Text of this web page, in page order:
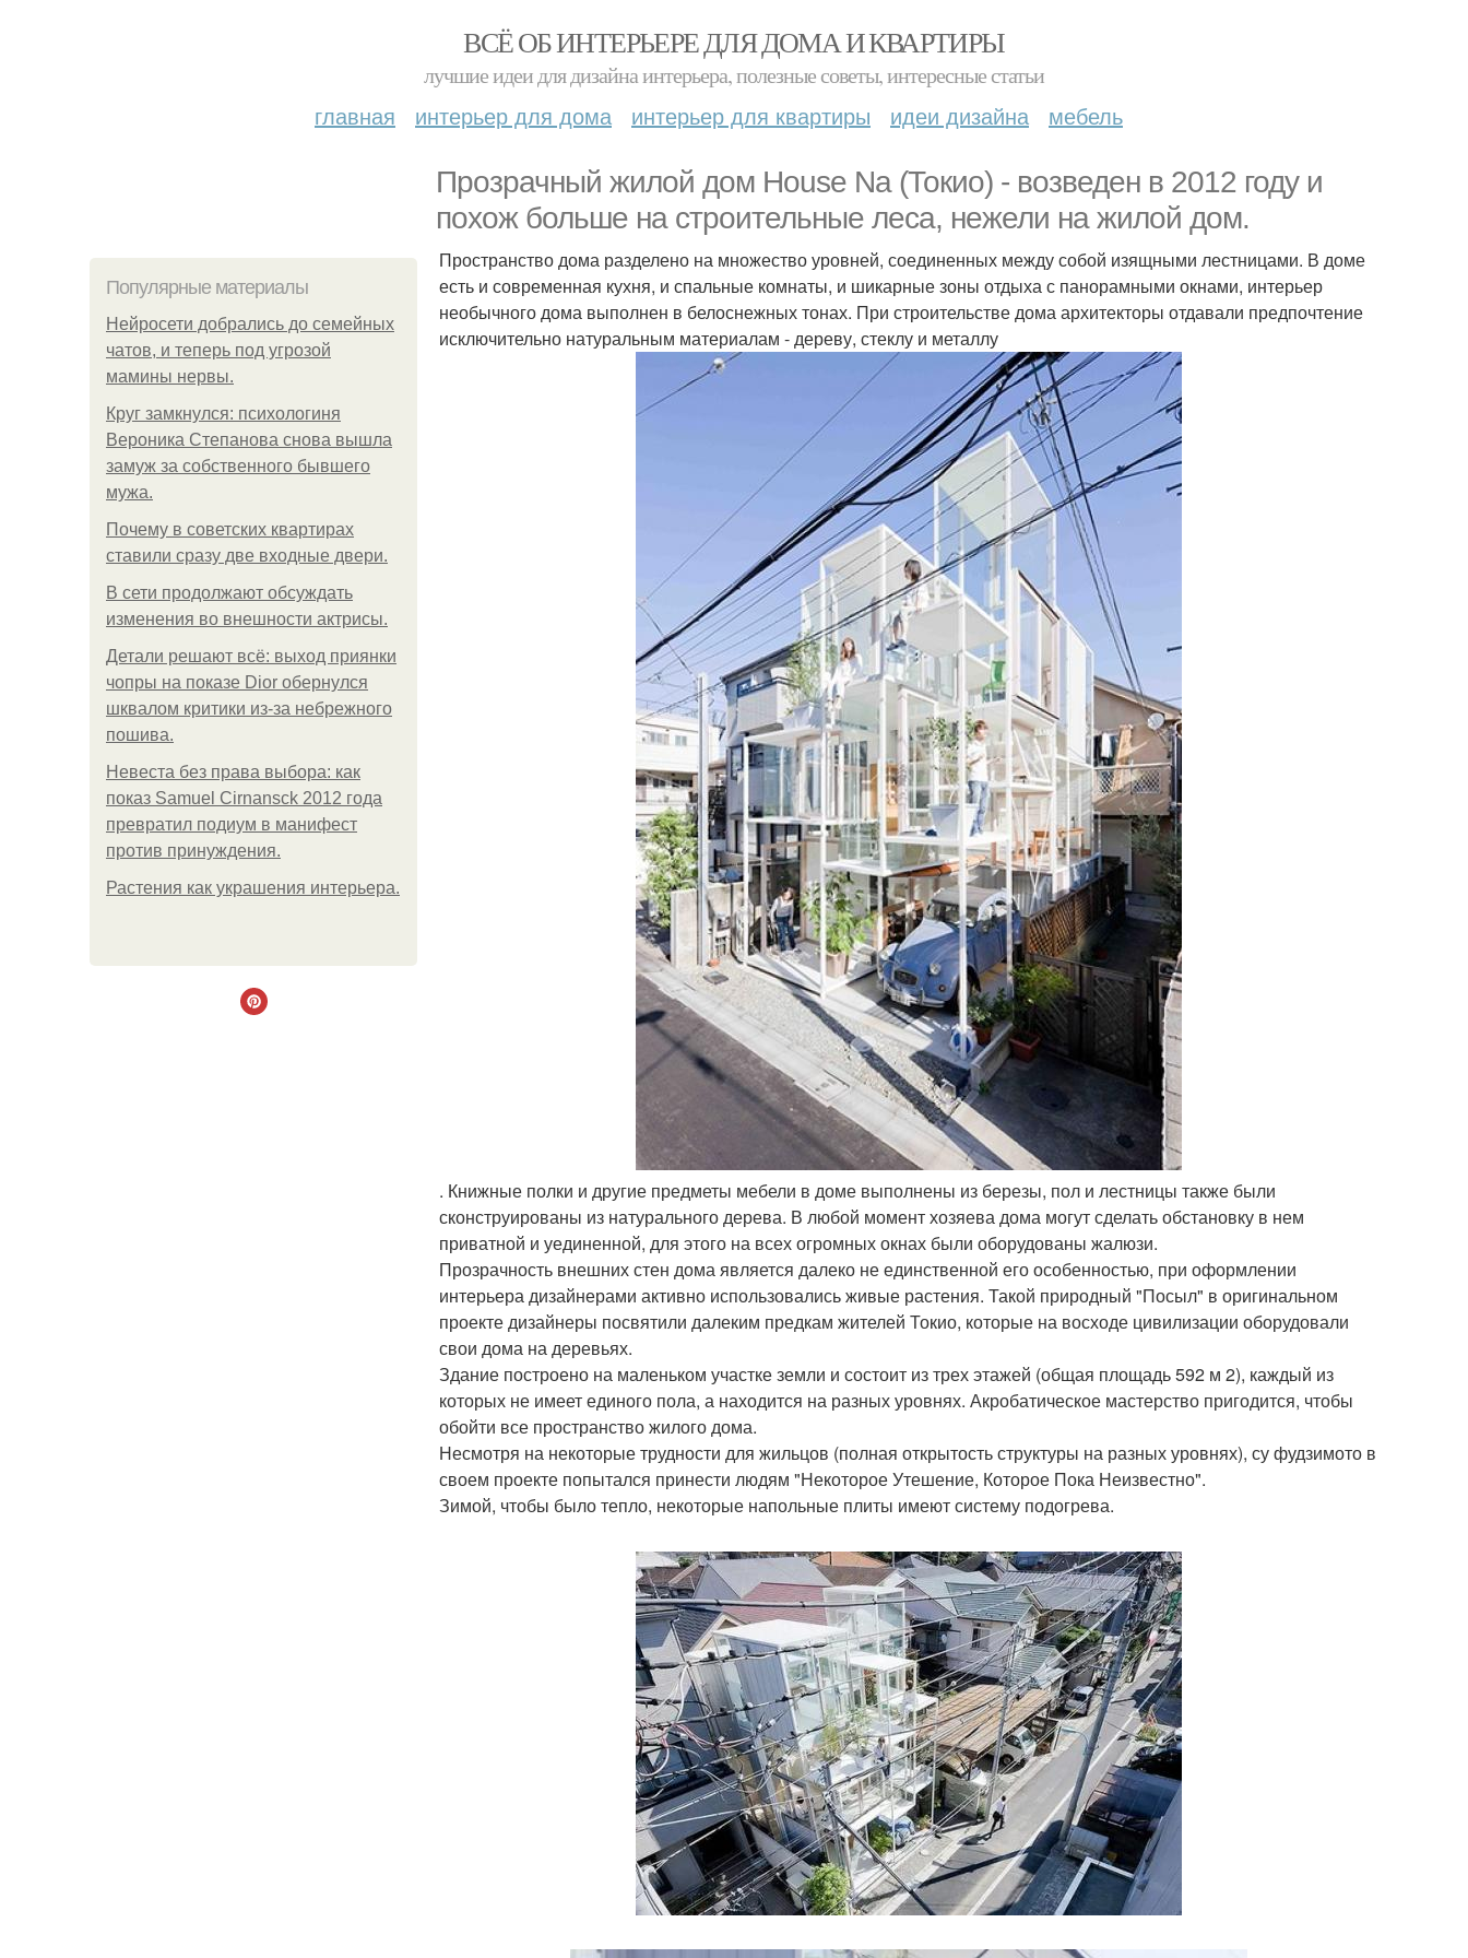
ВСЁ ОБ ИНТЕРЬЕРЕ ДЛЯ ДОМА И КВАРТИРЫ
лучшие идеи для дизайна интерьера, полезные советы, интересные статьи
главная интерьер для дома интерьер для квартиры идеи дизайна мебель
Прозрачный жилой дом House Na (Токио) - возведен в 2012 году и
похож больше на строительные леса, нежели на жилой дом.
Популярные материалы
Нейросети добрались до семейных
чатов, и теперь под угрозой
мамины нервы.
Круг замкнулся: психологиня
Вероника Степанова снова вышла
замуж за собственного бывшего
мужа.
Почему в советских квартирах
ставили сразу две входные двери.
В сети продолжают обсуждать
изменения во внешности актрисы.
Детали решают всё: выход приянки
чопры на показе Dior обернулся
шквалом критики из-за небрежного
пошива.
Невеста без права выбора: как
показ Samuel Cirnansck 2012 года
превратил подиум в манифест
против принуждения.
Растения как украшения интерьера.
Пространство дома разделено на множество уровней, соединенных между собой изящными лестницами. В доме
есть и современная кухня, и спальные комнаты, и шикарные зоны отдыха с панорамными окнами, интерьер
необычного дома выполнен в белоснежных тонах. При строительстве дома архитекторы отдавали предпочтение
исключительно натуральным материалам - дереву, стеклу и металлу
. Книжные полки и другие предметы мебели в доме выполнены из березы, пол и лестницы также были
сконструированы из натурального дерева. В любой момент хозяева дома могут сделать обстановку в нем
приватной и уединенной, для этого на всех огромных окнах были оборудованы жалюзи.
Прозрачность внешних стен дома является далеко не единственной его особенностью, при оформлении
интерьера дизайнерами активно использовались живые растения. Такой природный "Посыл" в оригинальном
проекте дизайнеры посвятили далеким предкам жителей Токио, которые на восходе цивилизации оборудовали
свои дома на деревьях.
Здание построено на маленьком участке земли и состоит из трех этажей (общая площадь 592 м 2), каждый из
которых не имеет единого пола, а находится на разных уровнях. Акробатическое мастерство пригодится, чтобы
обойти все пространство жилого дома.
Несмотря на некоторые трудности для жильцов (полная открытость структуры на разных уровнях), су фудзимото в
своем проекте попытался принести людям "Некоторое Утешение, Которое Пока Неизвестно".
Зимой, чтобы было тепло, некоторые напольные плиты имеют систему подогрева.